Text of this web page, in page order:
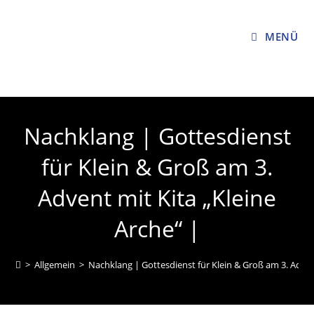
MENÜ
Nachklang | Gottesdienst
für Klein & Groß am 3.
Advent mit Kita „Kleine
Arche“ |
> Allgemein > Nachklang | Gottesdienst für Klein & Groß am 3.